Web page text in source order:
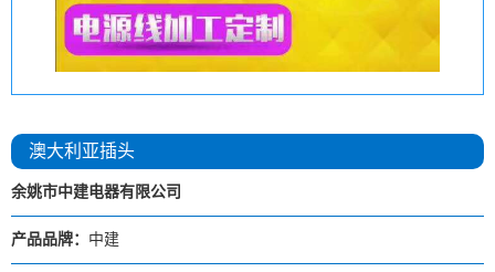
澳大利亚插头
余姚市中建电器有限公司
产品品牌： 中建